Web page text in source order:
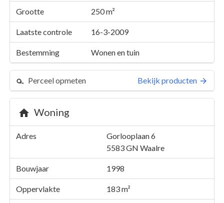
Grootte 250 m²
Laatste controle 16-3-2009
Bestemming Wonen en tuin
Perceel opmeten Bekijk producten
Woning
Adres
Gorlooplaan 6
5583 GN Waalre
Bouwjaar 1998
Oppervlakte 183 m²
Perceel 3739
Kaarten en rapporten